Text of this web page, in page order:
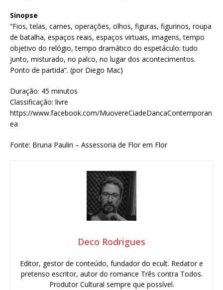
Sinopse
“Fios, telas, carnes, operações, olhos, figuras, figurinos, roupa
de batalha, espaços reais, espaços virtuais, imagens, tempo
objetivo do relógio, tempo dramático do espetáculo: tudo
junto, misturado, no palco, no lugar dos acontecimentos.
Ponto de partida”. (por Diego Mac)
Duração: 45 minutos
Classificação: livre
https://www.facebook.com/MuovereCiadeDancaContemporan
ea
Fonte: Bruna Paulin – Assessoria de Flor em Flor
Deco Rodrigues
Editor, gestor de conteúdo, fundador do ecult. Redator e
pretenso escritor, autor do romance Três contra Todos.
Produtor Cultural sempre que possível.